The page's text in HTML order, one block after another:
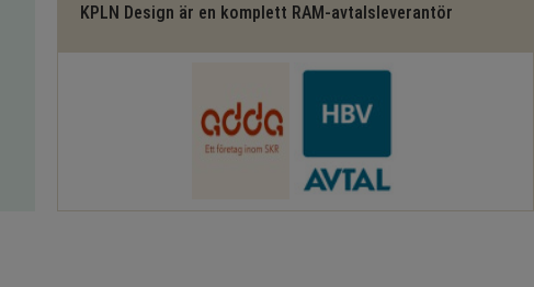
KPLN Design är en komplett RAM-avtalsleverantör